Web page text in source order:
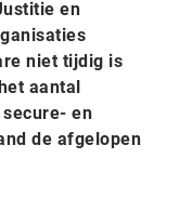
en
niet tijdig is
aantal
en
de afgelopen